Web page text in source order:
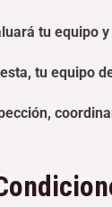
tu equipo
tu equipo